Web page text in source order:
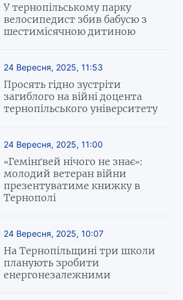
У тернопільському парку
велосипедист збив бабусю з
шестимісячною дитиною
24 Вересня, 2025, 11:53
Просять гідно зустріти
загиблого на війні доцента
тернопільського університету
24 Вересня, 2025, 11:00
«Гемінґвей нічого не знає»:
молодий ветеран війни
презентуватиме книжку в
Тернополі
24 Вересня, 2025, 10:07
На Тернопільщині три школи
планують зробити
енергонезалежними